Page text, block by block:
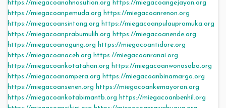
https://miegacoanahnasution.org https://miegacoangejayan.org
https://miegacoanpemuda.org https://miegacoanrenon.org
https://miegacoansintang.org https://miegacoanpulaupramuka.org
https://miegacoanprabumulih.org https://miegacoanende.org
https://miegacoanagung.org https://miegacoantidore.org
https://miegacoanaceh.org https://miegacoanranai.org
https://miegacoankotatahan.org https://miegacoanwonosobo.org
https://miegacoanampera.org https://miegacoanbinamarga.org
https://miegacoansenen.org https://miegacoankemayoran.org
https://miegacoankotabimantb.org https://miegacoanbenhil.org